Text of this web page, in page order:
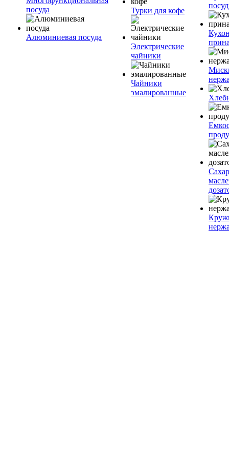
посуда
Алюминиевая посуда
Турки для кофе
Электрические
чайники
Чайники
эмалированные